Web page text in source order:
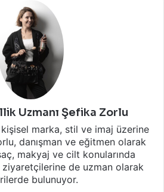
Uzmanı Şefika Zorlu
marka, stil ve imaj üzerine
danışman ve eğitmen olarak
makyaj ve cilt konularında
de uzman olarak
bulunuyor.